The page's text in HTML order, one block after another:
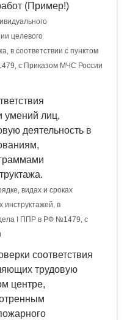
(Пример!)
целевого
в соответствии с пунктом
c Приказом МЧС России
умений лиц,
деятельность в
видах и сроках
в
I ППР в РФ №1479, с
соответствия
трудовую
центре,